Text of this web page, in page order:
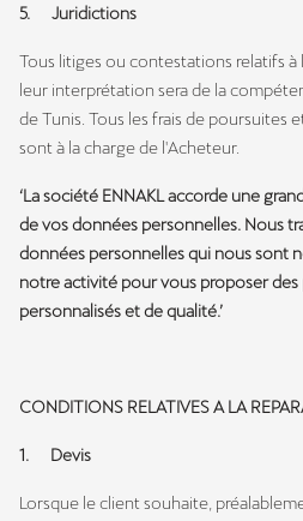
5. Juridictions
Tous litiges ou contestations relatifs
leur interprétation sera de la
de Tunis. Tous les frais de poursuites
sont à la charge de l'Acheteur.
‘La société ENNAKL accorde une
de vos données personnelles. Nous
données personnelles qui nous sont
notre activité pour vous proposer des
personnalisés et de qualité.’
CONDITIONS RELATIVES A LA
1. Devis
Lorsque le client souhaite,